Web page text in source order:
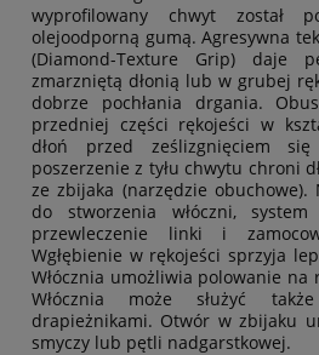
wyprofilowany chwyt został
olejoodporną gumą. Agresywna
(Diamond-Texture Grip) daje
zmarzniętą dłonią lub w grubej
dobrze pochłania drgania.
przedniej części rękojeści w
dłoń przed ześlizgnięciem
poszerzenie z tyłu chwytu chroni
ze zbijaka (narzędzie obuchowe).
do stworzenia włóczni,
przewleczenie linki i
Wgłębienie w rękojeści sprzyja
Włócznia umożliwia polowanie
Włócznia może służyć
drapieżnikami. Otwór w zbijaku
smyczy lub pętli nadgarstkowej.